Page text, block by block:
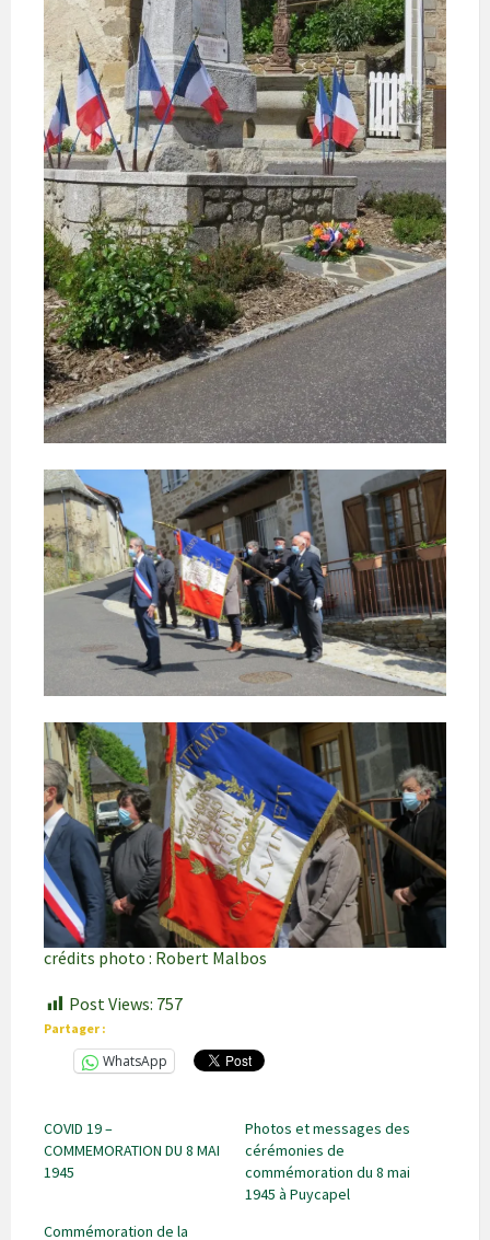
crédits photo : Robert Malbos
Post Views: 757
Partager :
WhatsApp
COVID 19 –
COMMEMORATION DU 8 MAI
1945
Photos et messages des
cérémonies de
commémoration du 8 mai
1945 à Puycapel
Commémoration de la